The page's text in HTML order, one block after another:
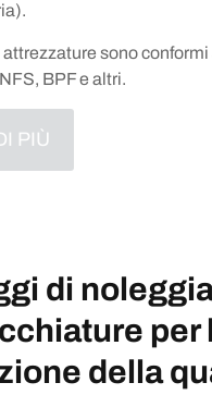
sono conformi
BPF e altri.
PIÙ
di
per
della